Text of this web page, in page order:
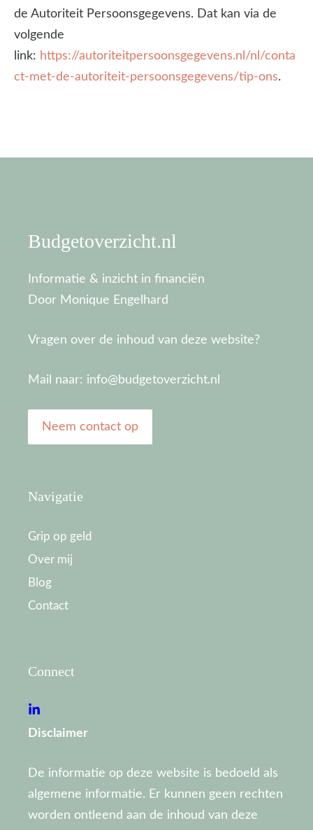
de Autoriteit Persoonsgegevens. Dat kan via de
volgende
link: https://autoriteitpersoonsgegevens.nl/nl/conta
ct-met-de-autoriteit-persoonsgegevens/tip-ons.
Budgetoverzicht.nl
Informatie & inzicht in financiën
Door Monique Engelhard
Vragen over de inhoud van deze website?
Mail naar: info@budgetoverzicht.nl
Neem contact op
Navigatie
Grip op geld
Over mij
Blog
Contact
Connect
Disclaimer
De informatie op deze website is bedoeld als
algemene informatie. Er kunnen geen rechten
worden ontleend aan de inhoud van deze